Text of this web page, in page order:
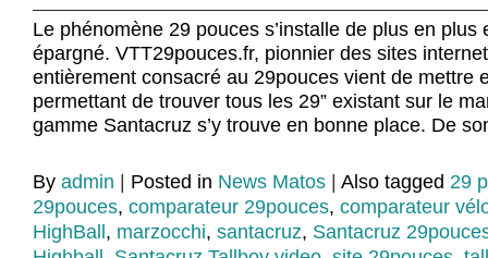
Le phénomène 29 pouces s’installe de plus en plus
épargné. VTT29pouces.fr, pionnier des sites internet
entièrement consacré au 29pouces vient de mettre
permettant de trouver tous les 29” existant sur le
gamme Santacruz s’y trouve en bonne place. De
By admin Posted in News Matos Also tagged 29
29pouces, comparateur 29pouces, comparateur
HighBall , marzocchi, santacruz, Santacruz